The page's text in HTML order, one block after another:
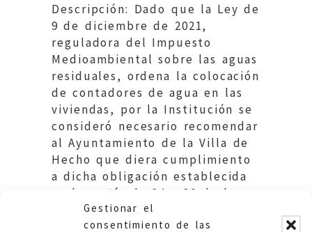
Gestionar el
consentimiento de las
Descripción: Dado que la Ley de
9 de diciembre de 2021,
reguladora del Impuesto
Medioambiental sobre las aguas
residuales, ordena la colocación
de contadores de agua en las
viviendas, por la Institución se
consideró necesario recomendar
al Ayuntamiento de la Villa de
Hecho que diera cumplimiento
a dicha obligación establecida
en los artículo 34 y 30 de la
citada Ley.